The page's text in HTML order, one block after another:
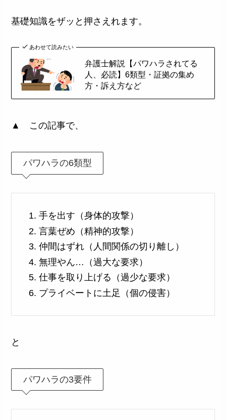
基礎知識をザッと押さえれます。
あわせて読みたい
弁護士解説【パワハラされてる
人、必読】6類型・証拠の集め
方・訴え方など
▲ この記事で、
パワハラの6類型
手を出す（身体的攻撃）
言葉ぜめ（精神的攻撃）
仲間はずれ（人間関係の切り離し）
無理やん…（過大な要求）
仕事を取り上げる（過少な要求）
プライベートに土足（個の侵害）
と
パワハラの3要件